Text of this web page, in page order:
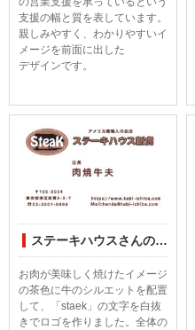
支援の幅と質を表しています。
親しみやすく、わかりやすいイ
メージを前面に出した
デザインです。
ステーキハウスさんの名刺印刷デザインしてみました
お肉が美味しく焼けたイメージ
の茶色に牛のシルエットを配置
して、「staek」の文字を白抜
きでロゴを作りました。全体の